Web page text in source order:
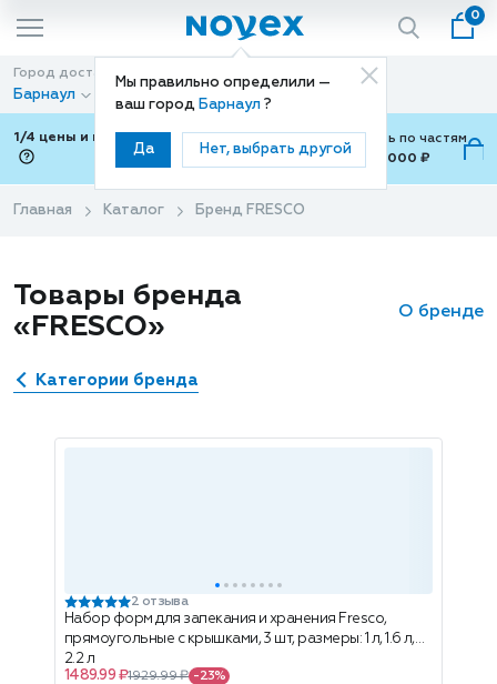
Мы правильно определили —
ваш город Барнаул ?
Да Нет, выбрать другой
0
Город доставки
Барнаул
Способ доставки
Доставка
1/4 цены и покупки ваши с Подели
Можно оплатить по частям
от 700 ₽ до 15,000 ₽
Главная Каталог Бренд FRESCO
Товары бренда
«FRESCO»
О бренде
Категории бренда
2 отзыва
Набор форм для запекания и хранения Fresco,
прямоугольные с крышками, 3 шт, размеры: 1 л, 1.6 л,
2.2 л
1489.99 ₽1929.99 ₽ -23%